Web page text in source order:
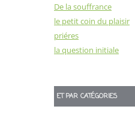
De la souffrance
le petit coin du plaisir
priéres
la question initiale
ET PAR CATÉGORIES